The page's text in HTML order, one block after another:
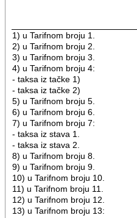
1) u Tarifnom broju 1.
2) u Tarifnom broju 2.
3) u Tarifnom broju 3.
4) u Tarifnom broju 4:
- taksa iz tačke 1)
- taksa iz tačke 2)
5) u Tarifnom broju 5.
6) u Tarifnom broju 6.
7) u Tarifnom broju 7:
- taksa iz stava 1.
- taksa iz stava 2.
8) u Tarifnom broju 8.
9) u Tarifnom broju 9.
10) u Tarifnom broju 10.
11) u Tarifnom broju 11.
12) u Tarifnom broju 12.
13) u Tarifnom broju 13: